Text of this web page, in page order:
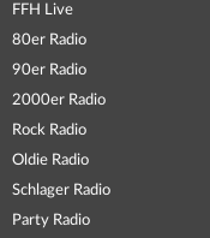
FFH Live
80er Radio
90er Radio
2000er Radio
Rock Radio
Oldie Radio
Schlager Radio
Party Radio